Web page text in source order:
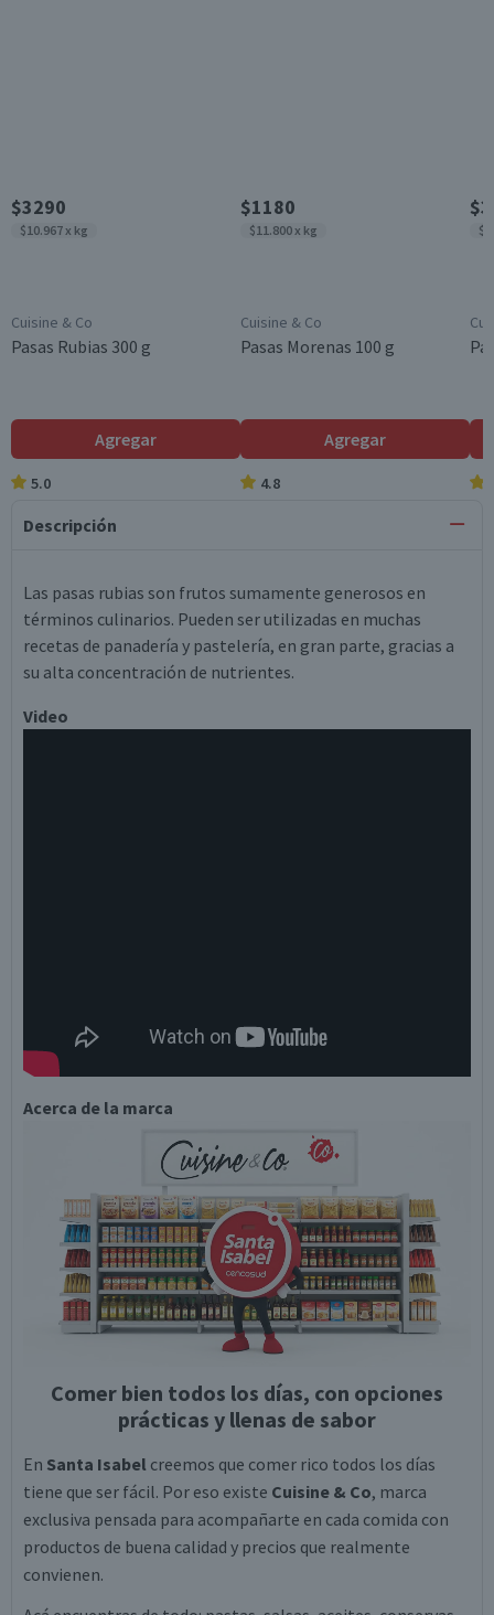
$3290
$10.967 x kg
Cuisine & Co
Pasas Rubias 300 g
Agregar
5.0
$1180
$11.800 x kg
Cuisine & Co
Pasas Morenas 100 g
Agregar
4.8
Descripción
Las pasas rubias son frutos sumamente generosos en
términos culinarios. Pueden ser utilizadas en muchas
recetas de panadería y pastelería, en gran parte, gracias a
su alta concentración de nutrientes.
Video
Acerca de la marca
Comer bien todos los días, con opciones
prácticas y llenas de sabor
En Santa Isabel creemos que comer rico todos los días
tiene que ser fácil. Por eso existe Cuisine & Co, marca
exclusiva pensada para acompañarte en cada comida con
productos de buena calidad y precios que realmente
convienen.